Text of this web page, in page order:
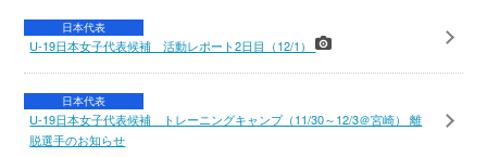
日本代表
U-19日本女子代表候補 活動レポート2日目（12/1）
日本代表
U-19日本女子代表候補 トレーニングキャンプ（11/30～12/3＠宮崎） 離
脱選手のお知らせ